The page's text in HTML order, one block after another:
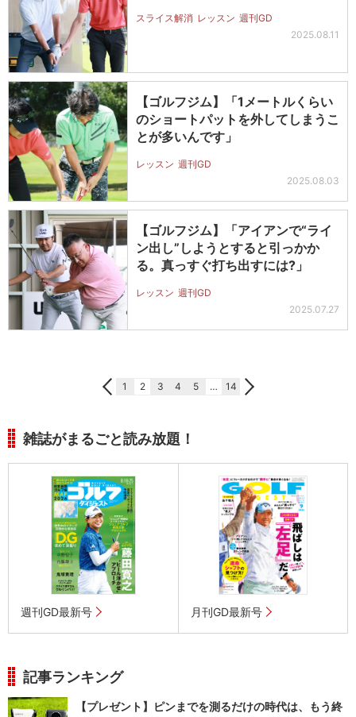
スライス解消 レッスン 週刊GD
2025.08.11
【ゴルフジム】「1メートルくらい
のショートパットを外してしまうこ
とが多いんです」
レッスン 週刊GD
2025.08.03
【ゴルフジム】「アイアンで“ライ
ン出し”しようとすると引っかか
る。真っすぐ打ち出すには?」
レッスン 週刊GD
2025.07.27
1 2 3 4 5 … 14
雑誌がまるごと読み放題！
週刊GD最新号 月刊GD最新号
記事ランキング
【プレゼント】ピンまでを測るだけの時代は、もう終